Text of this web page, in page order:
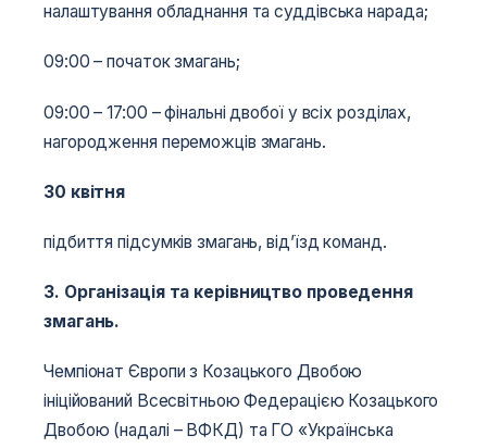
налаштування обладнання та суддівська нарада;
09:00 – початок змагань;
09:00 – 17:00 – фінальні двобої у всіх розділах,
нагородження переможців змагань.
30 квітня
підбиття підсумків змагань, від’їзд команд.
3. Організація та керівництво проведення
змагань.
Чемпіонат Європи з Козацького Двобою
ініційований Всесвітньою Федерацією Козацького
Двобою (надалі – ВФКД) та ГО «Українська